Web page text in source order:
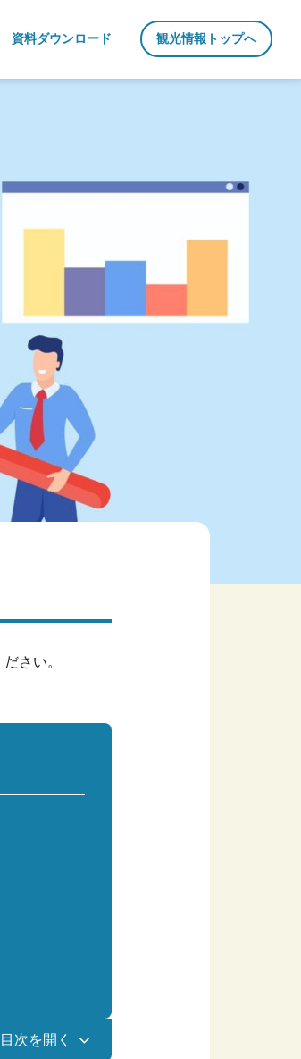
資料ダウンロード 観光情報トップへ
さい。
目次を開く